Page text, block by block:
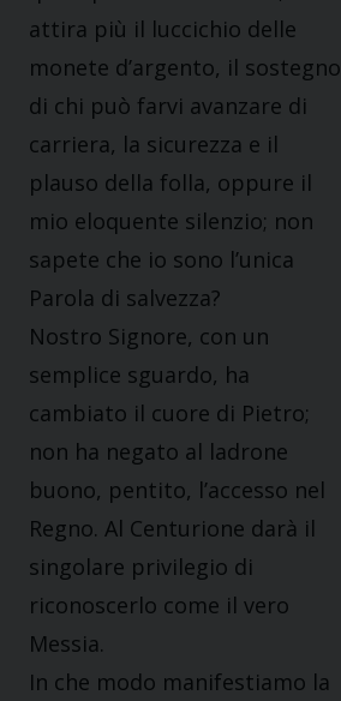
attira più il luccichio delle
monete d’argento, il sostegno
di chi può farvi avanzare di
carriera, la sicurezza e il
plauso della folla, oppure il
mio eloquente silenzio; non
sapete che io sono l’unica
Parola di salvezza?
Nostro Signore, con un
semplice sguardo, ha
cambiato il cuore di Pietro;
non ha negato al ladrone
buono, pentito, l’accesso nel
Regno. Al Centurione darà il
singolare privilegio di
riconoscerlo come il vero
Messia.
In che modo manifestiamo la